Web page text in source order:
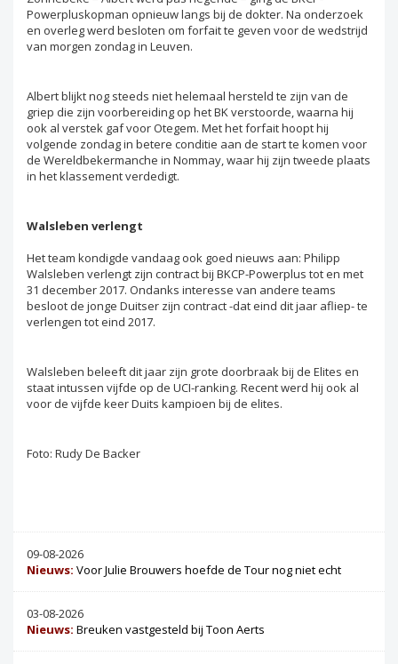
Powerpluskopman opnieuw langs bij de dokter. Na onderzoek
en overleg werd besloten om forfait te geven voor de wedstrijd
van morgen zondag in Leuven.
Albert blijkt nog steeds niet helemaal hersteld te zijn van de
griep die zijn voorbereiding op het BK verstoorde, waarna hij
ook al verstek gaf voor Otegem. Met het forfait hoopt hij
volgende zondag in betere conditie aan de start te komen voor
de Wereldbekermanche in Nommay, waar hij zijn tweede plaats
in het klassement verdedigt.
Walsleben verlengt
Het team kondigde vandaag ook goed nieuws aan: Philipp
Walsleben verlengt zijn contract bij BKCP-Powerplus tot en met
31 december 2017. Ondanks interesse van andere teams
besloot de jonge Duitser zijn contract -dat eind dit jaar afliep- te
verlengen tot eind 2017.
Walsleben beleeft dit jaar zijn grote doorbraak bij de Elites en
staat intussen vijfde op de UCI-ranking. Recent werd hij ook al
voor de vijfde keer Duits kampioen bij de elites.
Foto: Rudy De Backer
09-08-2026
Nieuws: Voor Julie Brouwers hoefde de Tour nog niet echt
03-08-2026
Nieuws: Breuken vastgesteld bij Toon Aerts